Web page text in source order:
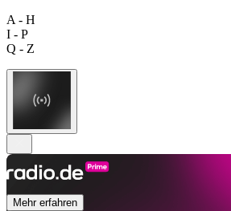
A - H
I - P
Q - Z
Mehr erfahren